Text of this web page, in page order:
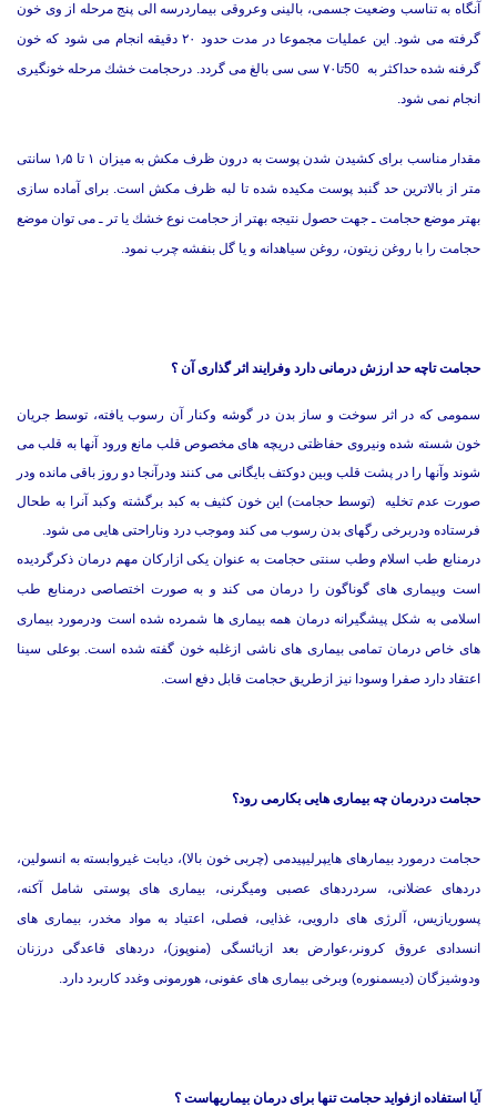
آنگاه به تناسب وضعیت جسمی، بالینی وعروقی بیماردرسه الی پنج مرحله از وی خون
گرفته می شود. این عملیات مجموعا در مدت حدود ۲۰ دقیقه انجام می شود كه خون
گرفنه شده حداكثر به 50تا۷۰ سی سی بالغ می گردد. درحجامت خشك مرحله خونگیری
انجام نمی شود.
مقدار مناسب برای كشیدن شدن پوست به درون ظرف مكش به میزان ۱ تا ۱٫۵ سانتی
متر از بالاترین حد گنبد پوست مكیده شده تا لبه ظرف مكش است. برای آماده سازی
بهتر موضع حجامت ـ جهت حصول نتیجه بهتر از حجامت نوع خشك یا تر ـ می توان موضع
حجامت را با روغن زیتون، روغن سیاهدانه و یا گل بنفشه چرب نمود.
حجامت تاچه حد ارزش درمانی دارد وفرایند اثر گذاری آن ؟
سمومی که در اثر سوخت و ساز بدن در گوشه وکنار آن رسوب یافته، توسط جریان
خون شسته شده ونیروی حفاظتی دریچه های مخصوص قلب مانع ورود آنها به قلب می
شوند وآنها را در پشت قلب وبین دوکتف بایگانی می کنند ودرآنجا دو روز باقی مانده ودر
صورت عدم تخلیه (توسط حجامت) این خون کثیف به کبد برگشته وکبد آنرا به طحال
فرستاده ودربرخی رگهای بدن رسوب می کند وموجب درد وناراحتی هایی می شود.
درمنابع طب اسلام وطب سنتی حجامت به عنوان یكی ازاركان مهم درمان ذكرگردیده
است وبیماری های گوناگون را درمان می كند و به صورت اختصاصی درمنابع طب
اسلامی به شكل پیشگیرانه درمان همه بیماری ها شمرده شده است ودرمورد بیماری
های خاص درمان تمامی بیماری های ناشی ازغلبه خون گفته شده است. بوعلی سینا
اعتقاد دارد صفرا وسودا نیز ازطریق حجامت قابل دفع است.
حجامت دردرمان چه بیماری هایی بكارمی رود؟
حجامت درمورد بیمارهای هایپرلیپیدمی (چربی خون بالا)، دیابت غیروابسته به انسولین،
دردهای عضلانی، سردردهای عصبی ومیگرنی، بیماری های پوستی شامل آكنه،
پسوریازیس، آلرژی های دارویی، غذایی، فصلی، اعتیاد به مواد مخدر، بیماری های
انسدادی عروق كرونر،عوارض بعد ازیائسگی (منوپوز)، دردهای قاعدگی درزنان
ودوشیزگان (دیسمنوره) وبرخی بیماری های عفونی، هورمونی وغدد كاربرد دارد.
آیا استفاده ازفواید حجامت تنها برای درمان بیماریهاست ؟